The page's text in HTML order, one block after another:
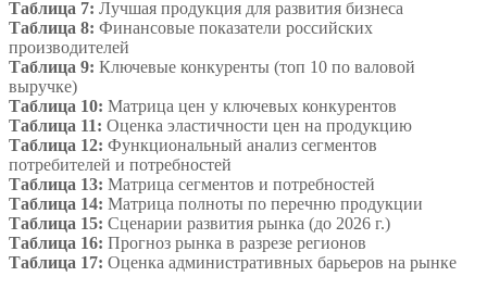
Таблица 7: Лучшая продукция для развития бизнеса
Таблица 8: Финансовые показатели российских
производителей
Таблица 9: Ключевые конкуренты (топ 10 по валовой
выручке)
Таблица 10: Матрица цен у ключевых конкурентов
Таблица 11: Оценка эластичности цен на продукцию
Таблица 12: Функциональный анализ сегментов
потребителей и потребностей
Таблица 13: Матрица сегментов и потребностей
Таблица 14: Матрица полноты по перечню продукции
Таблица 15: Сценарии развития рынка (до 2026 г.)
Таблица 16: Прогноз рынка в разрезе регионов
Таблица 17: Оценка административных барьеров на рынке